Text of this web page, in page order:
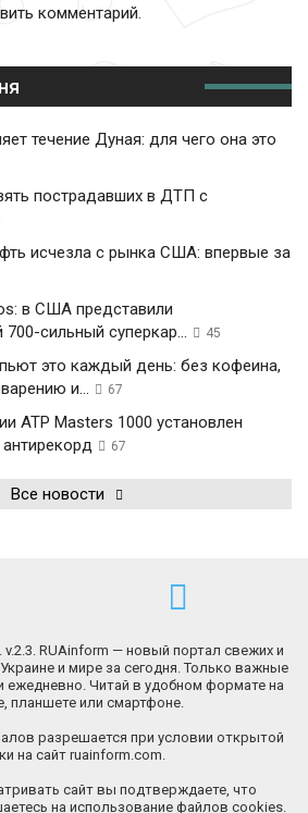
комментарий.
течение Дуная: для чего она это
пострадавших в ДТП с
исчезла с рынка США: впервые за
в США представили
сильный суперкар...
45
это каждый день: без кофеина,
и...
67
ATP Masters 1000 установлен
67
Все новости
RUAinform — новый портал свежих и
и мире за сегодня. Только важные
ежедневно. Читай в удобном формате на
планшете или смартфоне.
разрешается при условии открытой
на сайт ruainform.com.
сайт вы подтверждаете, что
на использование файлов cookies.